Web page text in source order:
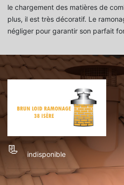
le chargement des matières de
plus, il est très décoratif. Le
négliger pour garantir son parfait
indisponible